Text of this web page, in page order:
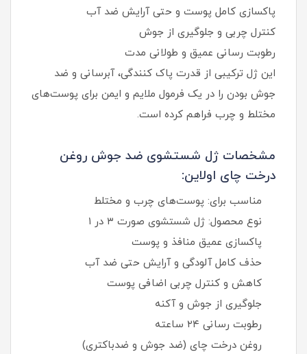
پاکسازی کامل پوست و حتی آرایش ضد آب
کنترل چربی و جلوگیری از جوش
رطوبت‌ رسانی عمیق و طولانی‌ مدت
این ژل ترکیبی از قدرت پاک‌ کنندگی، آبرسانی و ضد
جوش بودن را در یک فرمول ملایم و ایمن برای پوست‌های
مختلط و چرب فراهم کرده است.
مشخصات ژل شستشوی ضد جوش روغن
درخت چای اولاین:
مناسب برای: پوست‌های چرب و مختلط
نوع محصول: ژل شستشوی صورت ۳ در ۱
پاکسازی عمیق منافذ و پوست
حذف کامل آلودگی و آرایش حتی ضد آب
کاهش و کنترل چربی اضافی پوست
جلوگیری از جوش و آکنه
رطوبت‌ رسانی ۲۴ ساعته
روغن درخت چای (ضد جوش و ضدباکتری)